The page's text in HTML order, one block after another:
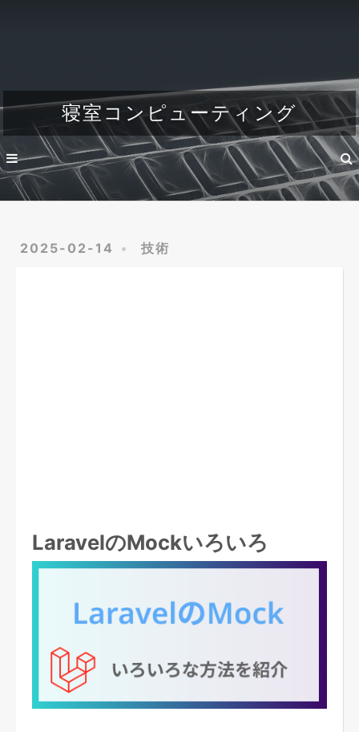
寝室コンピューティング
2025-02-14 技術
LaravelのMockいろいろ
Dev
Engineer's life